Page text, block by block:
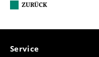
ZURÜCK
Service